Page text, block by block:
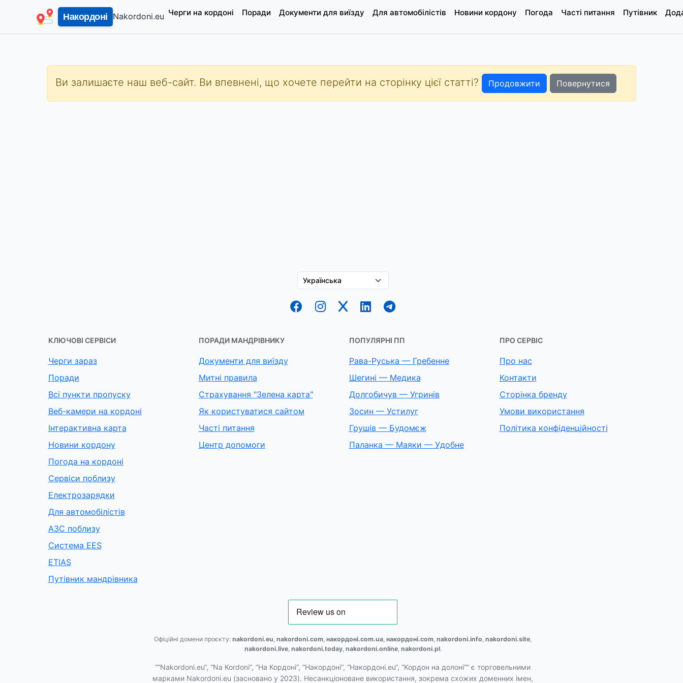
Накордоні Nakordoni.eu Черги на кордоні Поради Документи для виїзду Для автомобілістів Новини кордону Погода Часті питання Путівник
Ви залишаєте наш веб-сайт. Ви впевнені, що хочете перейти на сторінку цієї статті? Продовжити Повернутися
КЛЮЧОВІ СЕРВІСИ
Черги зараз
Поради
Всі пункти пропуску
Веб-камери на кордоні
Інтерактивна карта
Новини кордону
Погода на кордоні
Сервіси поблизу
Електрозарядки
Для автомобілістів
АЗС поблизу
Система EES
ETIAS
Путівник мандрівника
ПОРАДИ МАНДРІВНИКУ
Документи для виїзду
Митні правила
Страхування "Зелена карта"
Як користуватися сайтом
Часті питання
Центр допомоги
ПОПУЛЯРНІ ПП
Рава-Руська — Гребенне
Шегині — Медика
Долгобичув — Угринів
Зосин — Устилуг
Грушів — Будомєж
Паланка — Маяки — Удобне
ПРО СЕРВІС
Про нас
Контакти
Сторінка бренду
Умови використання
Політика конфіденційності
Офіційні домени проєкту: nakordoni.eu, nakordoni.com, накордоні.com.ua, накордоні.com, nakordoni.info, nakordoni.site,
nakordoni.live, nakordoni.today, nakordoni.online, nakordoni.pl.
““Nakordoni.eu“, “Na Kordoni“, “На Кордоні“, “Накордоні“, “Накордоні.eu“, “Кордон на долоні“” є торговельними
марками Nakordoni.eu (засновано у 2023). Несанкціоноване використання, зокрема схожих доменних імен,